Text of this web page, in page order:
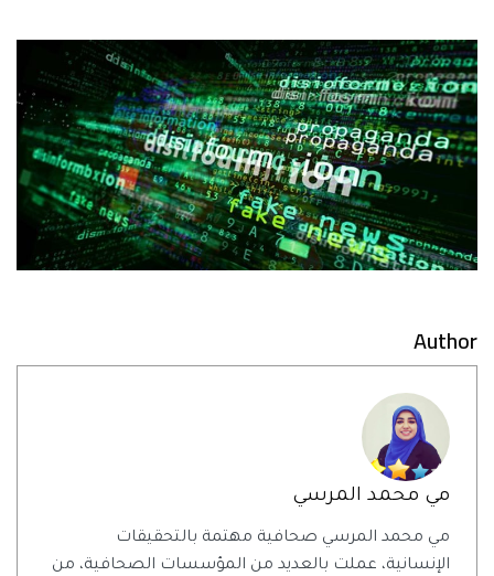
Author
مي محمد المرسي
مي محمد المرسي صحافية مهتمة بالتحقيقات
الإنسانية، عملت بالعديد من المؤسسات الصحافية، من